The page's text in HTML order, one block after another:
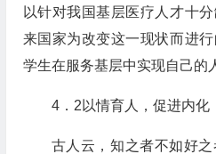
以针对我国基层医疗人才十
来国家为改变这一现状而进
学生在服务基层中实现自己的
4．2以情育人，促进内化
古人云，知之者不如好之